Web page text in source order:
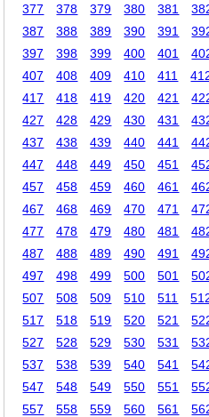
377
378 379 380 381
387
388 389 390 391
397
398 399 400 401
407
408 409 410 411
417
418 419 420 421
427
428 429 430 431
437
438 439 440 441
447
448 449 450 451
457
458 459 460 461
467
468 469 470 471
477
478 479 480 481
487
488 489 490 491
497
498 499 500 501
507
508 509 510 511
517
518 519 520 521
527
528 529 530 531
537
538 539 540 541
547
548 549 550 551
557
558 559 560 561